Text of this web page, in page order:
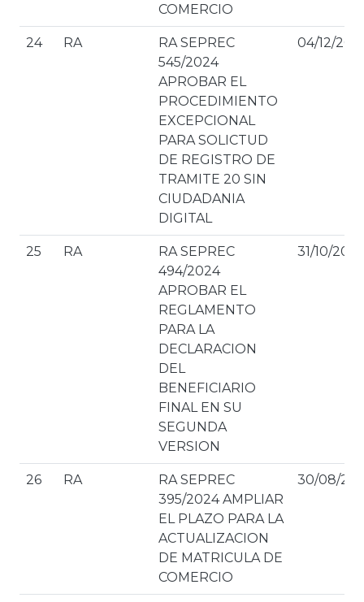
COMERCIO
24 RA
RA SEPREC
545/2024
APROBAR EL
PROCEDIMIENTO
EXCEPCIONAL
PARA SOLICTUD
DE REGISTRO DE
TRAMITE 20 SIN
CIUDADANIA
DIGITAL
04/12/
25 RA
RA SEPREC
494/2024
APROBAR EL
REGLAMENTO
PARA LA
DECLARACION
DEL
BENEFICIARIO
FINAL EN SU
SEGUNDA
VERSION
31/10/
26 RA
RA SEPREC
395/2024 AMPLIAR
EL PLAZO PARA LA
ACTUALIZACION
DE MATRICULA DE
COMERCIO
30/08/